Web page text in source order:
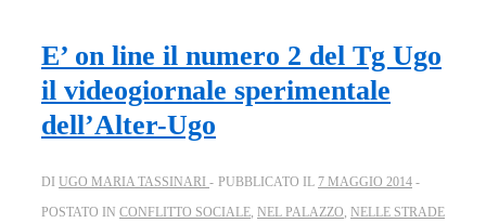
E’ on line il numero 2 del Tg Ugo
il videogiornale sperimentale
dell’Alter-Ugo
DI UGO MARIA TASSINARI PUBBLICATO IL 7 MAGGIO 2014
POSTATO IN CONFLITTO SOCIALE, NEL PALAZZO, NELLE STRADE